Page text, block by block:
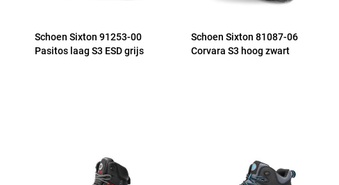
Schoen Sixton 91253-00
Pasitos laag S3 ESD grijs
Schoen Sixton 81087-06
Corvara S3 hoog zwart